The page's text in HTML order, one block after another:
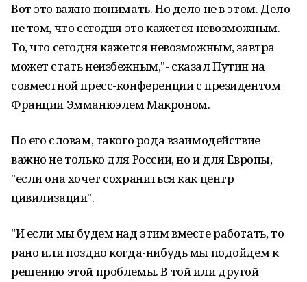
Вот это важно понимать. Но дело не в этом. Дело
не том, что сегодня это кажется невозможным.
То, что сегодня кажется невозможным, завтра
может стать неизбежным,"- сказал Путин на
совместной пресс-конференции с президентом
Франции Эмманюэлем Макроном.
По его словам, такого рода взаимодействие
важно не только для России, но и для Европы,
"если она хочет сохраниться как центр
цивилизации".
"И если мы будем над этим вместе работать, то
рано или поздно когда-нибудь мы подойдем к
решению этой проблемы. В той или другой